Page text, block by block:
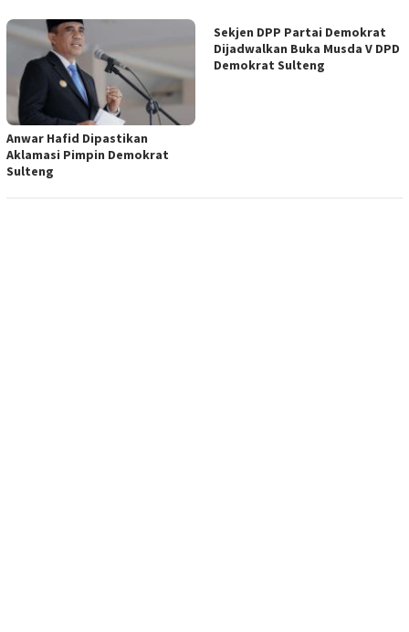
Anwar Hafid Dipastikan
Aklamasi Pimpin Demokrat
Sulteng
Sekjen DPP Partai Demokrat
Dijadwalkan Buka Musda V DPD
Demokrat Sulteng